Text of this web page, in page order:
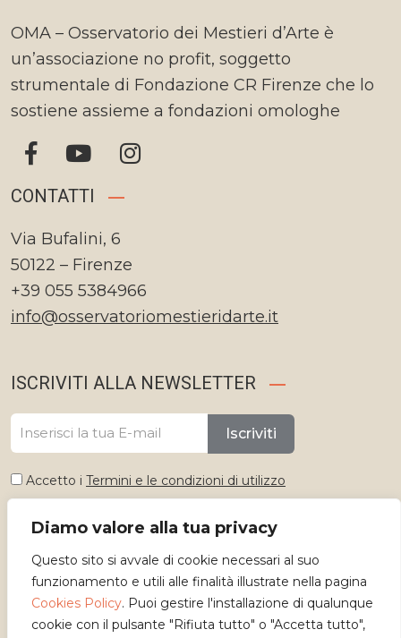
Diamo valore alla tua privacy
Questo sito si avvale di cookie necessari al suo
funzionamento e utili alle finalità illustrate nella pagina
Cookies Policy. Puoi gestire l'installazione di qualunque
cookie con il pulsante "Rifiuta tutto" o "Accetta tutto",
OMA – Osservatorio dei Mestieri d’Arte è
un’associazione no profit, soggetto
strumentale di Fondazione CR Firenze che lo
sostiene assieme a fondazioni omologhe
CONTATTI
Via Bufalini, 6
50122 – Firenze
+39 055 5384966
info@osservatoriomestieridarte.it
ISCRIVITI ALLA NEWSLETTER
Iscriviti
Accetto i Termini e le condizioni di utilizzo
Seleziona lingua
Italiano